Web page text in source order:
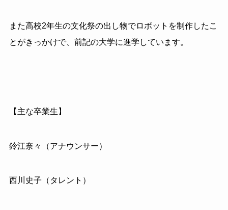
また高校2年生の文化祭の出し物でロボットを制作したこ
とがきっかけで、前記の大学に進学しています。
【主な卒業生】
鈴江奈々（アナウンサー）
西川史子（タレント）